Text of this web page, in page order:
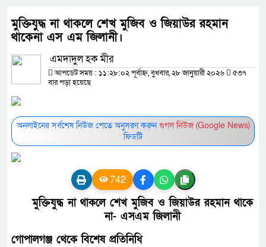
মুক্তিযুদ্ধ না থাকলে শেখ মুজিব ও জিয়াউর রহমান
থাকেনা এস এম জিলানী।
এমদাদুল হক মীর
আপডেট সময় : ১১:২৮:০২ পূর্বাহ্ন, বুধবার, ২৮ জানুয়ারী ২০২৬
৫৩৭
বার পড়া হয়েছে
অনলাইনের সর্বশেষ নিউজ পেতে অনুসরণ করুনগুগল নিউজ (Google News)
ফিডটি
742
মুক্তিযুদ্ধ না থাকলে শেখ মুজিব ও জিয়াউর রহমান থাকে
না- এসএম জিলানী
গোপালগঞ্জ থেকে বিশেষ প্রতিনিধি